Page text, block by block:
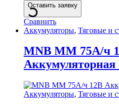
Оставить заявку
Сравнить
Аккумуляторы, Тяговые и
MNB MM 75А/ч
Аккумуляторная
Аккумуляторы, Тяговые и